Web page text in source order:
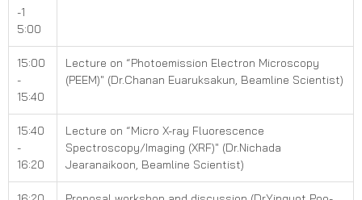
-1
5:00
15:00
-
15:40
Lecture on “Photoemission Electron Microscopy
(PEEM)" (Dr.Chanan Euaruksakun, Beamline Scientist)
15:40
-
16:20
Lecture on “Micro X-ray Fluorescence
Spectroscopy/Imaging (XRF)" (Dr.Nichada
Jearanaikoon, Beamline Scientist)